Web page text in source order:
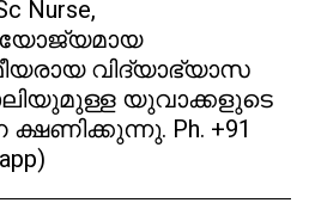
Nurse,
വിദ്യാഭ്യാസ
യുവാക്കളുടെ
Ph. +91